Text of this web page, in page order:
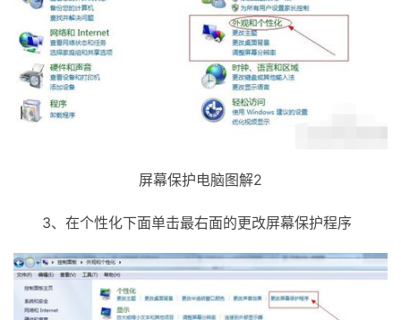
屏幕保护电脑图解2
3、在个性化下面单击最右面的更改屏幕保护程序